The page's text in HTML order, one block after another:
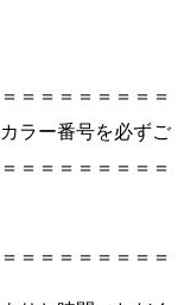
＝＝＝＝＝＝＝＝
ラー番号を必ずご
＝＝＝＝＝＝＝＝
＝＝＝＝＝＝＝＝